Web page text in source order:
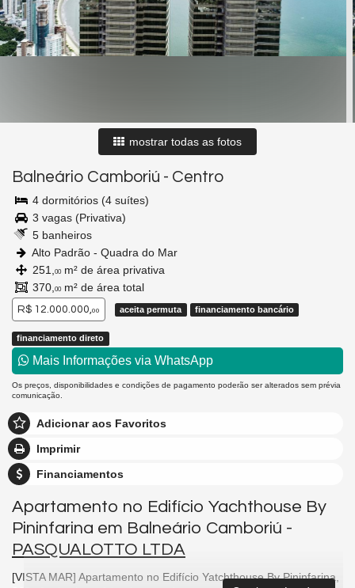
mostrar todas as fotos
Balneário Camboriú - Centro
4 dormitórios (4 suítes)
3 vagas (Privativa)
5 banheiros
Alto Padrão - Quadra do Mar
251,
00 m² de área privativa
370, 00 m² de área total
R$ 12.000.000,00 aceita permuta financiamento bancário
financiamento direto
Mais Informações via WhatsApp
Os preços, disponibilidades e condições de pagamento poderão ser alterados sem prévia
comunicação.
Adicionar aos Favoritos
Imprimir
Financiamentos
Apartamento no Edifício Yachthouse By
Pininfarina em Balneário Camboriú -
PASQUALOTTO LTDA
[VISTA MAR] Apartamento no Edifício Yatchthouse By Pininfarina,